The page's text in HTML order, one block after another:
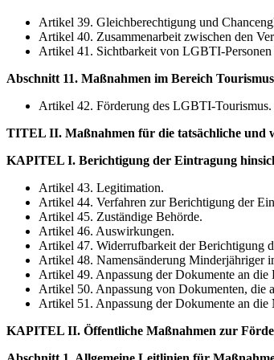
Artikel 39. Gleichberechtigung und
Artikel 40. Zusammenarbeit zwischen den
Artikel 41. Sichtbarkeit von LGBTI-Personen
Abschnitt 11. Maßnahmen im Bereich Tourismus
Artikel 42. Förderung des LGBTI-Tourismus.
TITEL II. Maßnahmen für die tatsächliche und
KAPITEL I. Berichtigung der Eintragung
Artikel 43. Legitimation.
Artikel 44. Verfahren zur Berichtigung der
Artikel 45. Zuständige Behörde.
Artikel 46. Auswirkungen.
Artikel 47. Widerrufbarkeit der Berichtigung
Artikel 48. Namensänderung Minderjähriger
Artikel 49. Anpassung der Dokumente an die
Artikel 50. Anpassung von Dokumenten, die
Artikel 51. Anpassung der Dokumente an
KAPITEL II. Öffentliche Maßnahmen zur